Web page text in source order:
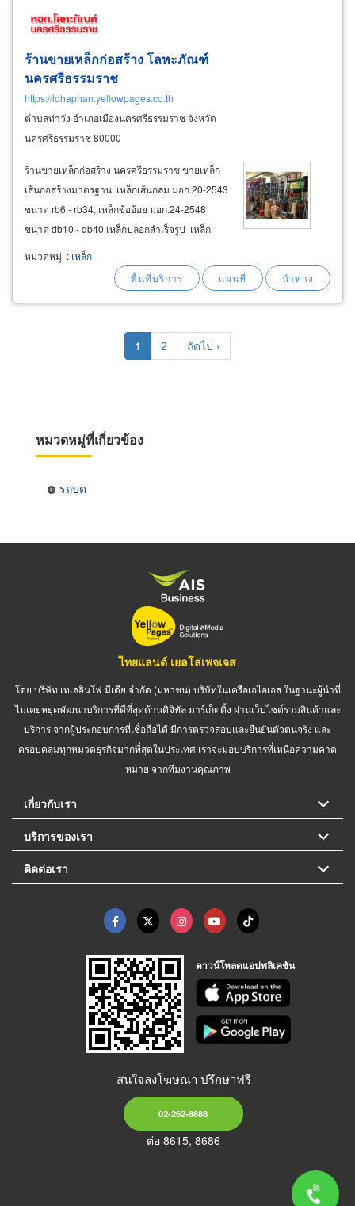
ร้านขายเหล็กก่อสร้าง โลหะภัณฑ์
นครศรีธรรมราช
https://lohaphan.yellowpages.co.th
ตำบลท่าวัง อำเภอเมืองนครศรีธรรมราช จังหวัด
นครศรีธรรมราช 80000
ร้านขายเหล็กก่อสร้าง นครศรีธรรมราช ขายเหล็ก
เส้นก่อสร้างมาตรฐาน เหล็กเส้นกลม มอก.20-2543
ขนาด rb6 - rb34, เหล็กข้ออ้อย มอก.24-2548
ขนาด db10 - db40 เหล็กปลอกสำเร็จรูป เหล็ก
ปลอกเสา เหล็กปลอกคาน ฟุตติ้งสำเร็จรูป ลวดผูก
เหล็ก ตะแกรงเทพื้น (ไวร์เมช) เหล็กแป๊ป เหล็กท่อ
หมวดหมู่ : เหล็ก
Current
page
1 Page
2
Next
page
ถัดไป ›
หมวดหมู่ที่เกี่ยวข้อง
รถบด
ไทยแลนด์ เยลโล่เพจเจส
โดย บริษัท เทเลอินโฟ มีเดีย จำกัด (มหาชน) บริษัทในเครือเอไอเอส ในฐานะผู้นำที่
ไม่เคยหยุดพัฒนาบริการที่ดีที่สุดด้านดิจิทัล มาร์เก็ตติ้ง ผ่านเว็บไซต์รวมสินค้าและ
บริการ จากผู้ประกอบการที่เชื่อถือได้ มีการตรวจสอบและยืนยันตัวตนจริง และ
ครอบคลุมทุกหมวดธุรกิจมากที่สุดในประเทศ เราจะมอบบริการที่เหนือความคาด
หมาย จากทีมงานคุณภาพ
เกี่ยวกับเรา
บริการของเรา
ติดต่อเรา
ดาวน์โหลดแอปพลิเคชัน
สนใจลงโฆษณา ปรึกษาฟรี
02-262-8888
ต่อ 8615, 8686